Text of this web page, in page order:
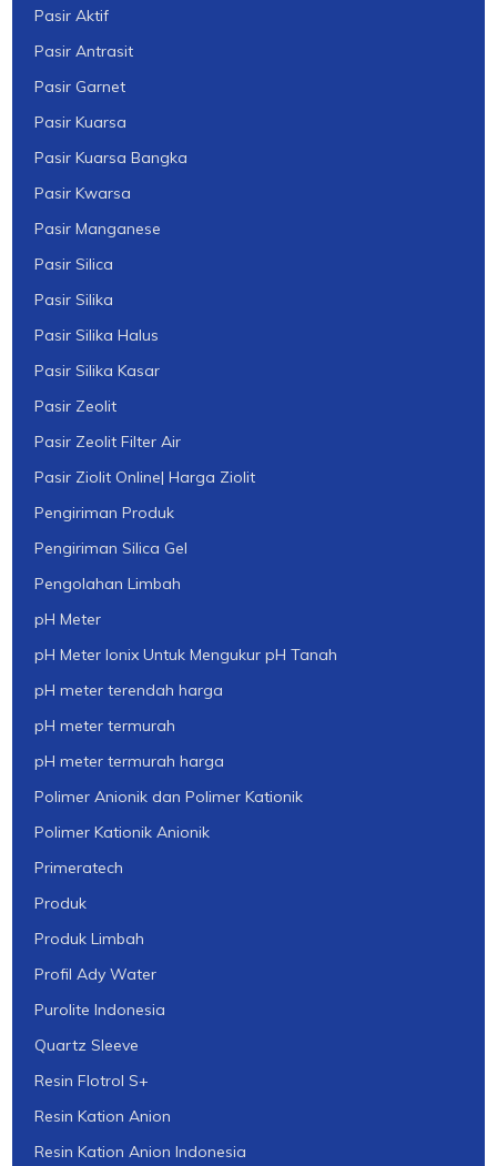
Pasir Aktif
Pasir Antrasit
Pasir Garnet
Pasir Kuarsa
Pasir Kuarsa Bangka
Pasir Kwarsa
Pasir Manganese
Pasir Silica
Pasir Silika
Pasir Silika Halus
Pasir Silika Kasar
Pasir Zeolit
Pasir Zeolit Filter Air
Pasir Ziolit Online| Harga Ziolit
Pengiriman Produk
Pengiriman Silica Gel
Pengolahan Limbah
pH Meter
pH Meter Ionix Untuk Mengukur pH Tanah
pH meter terendah harga
pH meter termurah
pH meter termurah harga
Polimer Anionik dan Polimer Kationik
Polimer Kationik Anionik
Primeratech
Produk
Produk Limbah
Profil Ady Water
Purolite Indonesia
Quartz Sleeve
Resin Flotrol S+
Resin Kation Anion
Resin Kation Anion Indonesia